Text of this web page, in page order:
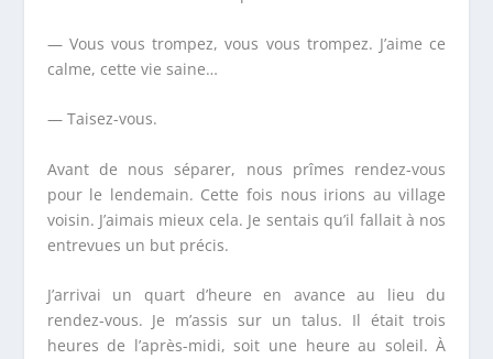
— Vous vous trompez, vous vous trompez. J’aime ce
calme, cette vie saine…
— Taisez-vous.
Avant de nous séparer, nous prîmes rendez-vous
pour le lendemain. Cette fois nous irions au village
voisin. J’aimais mieux cela. Je sentais qu’il fallait à nos
entrevues un but précis.
J’arrivai un quart d’heure en avance au lieu du
rendez-vous. Je m’assis sur un talus. Il était trois
heures de l’après-midi, soit une heure au soleil. À